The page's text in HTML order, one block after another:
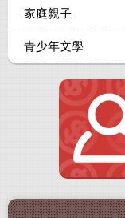
家庭親子
青少年文學